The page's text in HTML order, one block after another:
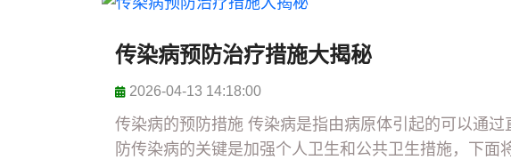
传染病预防治疗措施大揭秘
2026-04-13 14:18:00
传染病的预防措施 传染病是指由病原体引起的可以通
防传染病的关键是加强个人卫生和公共卫生措施，下面